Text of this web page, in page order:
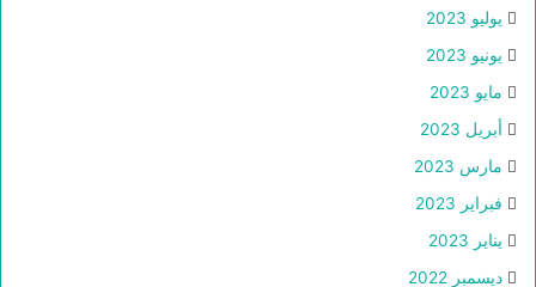
يوليو 2023
يونيو 2023
مايو 2023
أبريل 2023
مارس 2023
فبراير 2023
يناير 2023
ديسمبر 2022